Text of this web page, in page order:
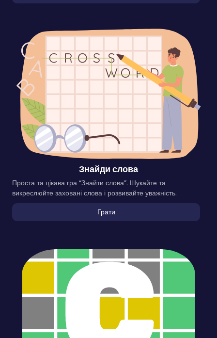
Знайди слова
Проста та цікава гра “Знайти слова”. Шукайте та
викреслюйте заховані слова і розвивайте уважність.
Грати